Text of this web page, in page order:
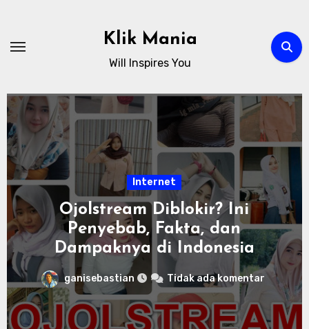
content
Klik Mania
Will Inspires You
Internet
Ojolstream Diblokir? Ini
Penyebab, Fakta, dan
Dampaknya di Indonesia
ganisebastian Tidak ada komentar